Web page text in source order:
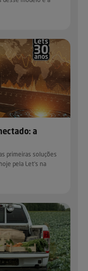
a
primeiras soluções
pela Let’s na